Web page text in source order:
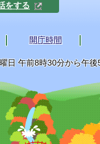
をする
開庁時間
日 午前8時30分から午